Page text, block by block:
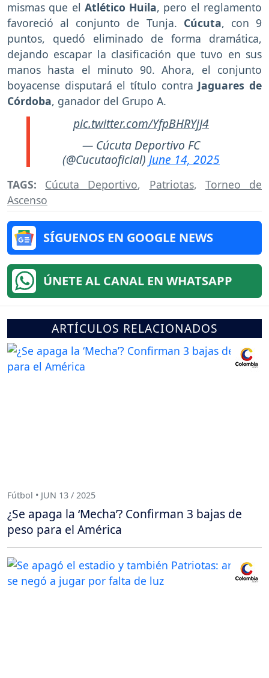
mismas que el Atlético Huila, pero el reglamento
favoreció al conjunto de Tunja. Cúcuta, con 9
puntos, quedó eliminado de forma dramática,
dejando escapar la clasificación que tuvo en sus
manos hasta el minuto 90. Ahora, el conjunto
boyacense disputará el título contra Jaguares de
Córdoba, ganador del Grupo A.
pic.twitter.com/YfpBHRYjJ4
— Cúcuta Deportivo FC
(@Cucutaoficial) June 14, 2025
TAGS: Cúcuta Deportivo, Patriotas, Torneo de
Ascenso
SÍGUENOS EN GOOGLE NEWS
ÚNETE AL CANAL EN WHATSAPP
ARTÍCULOS RELACIONADOS
Fútbol • JUN 13 / 2025
¿Se apaga la ‘Mecha’? Confirman 3 bajas de
peso para el América